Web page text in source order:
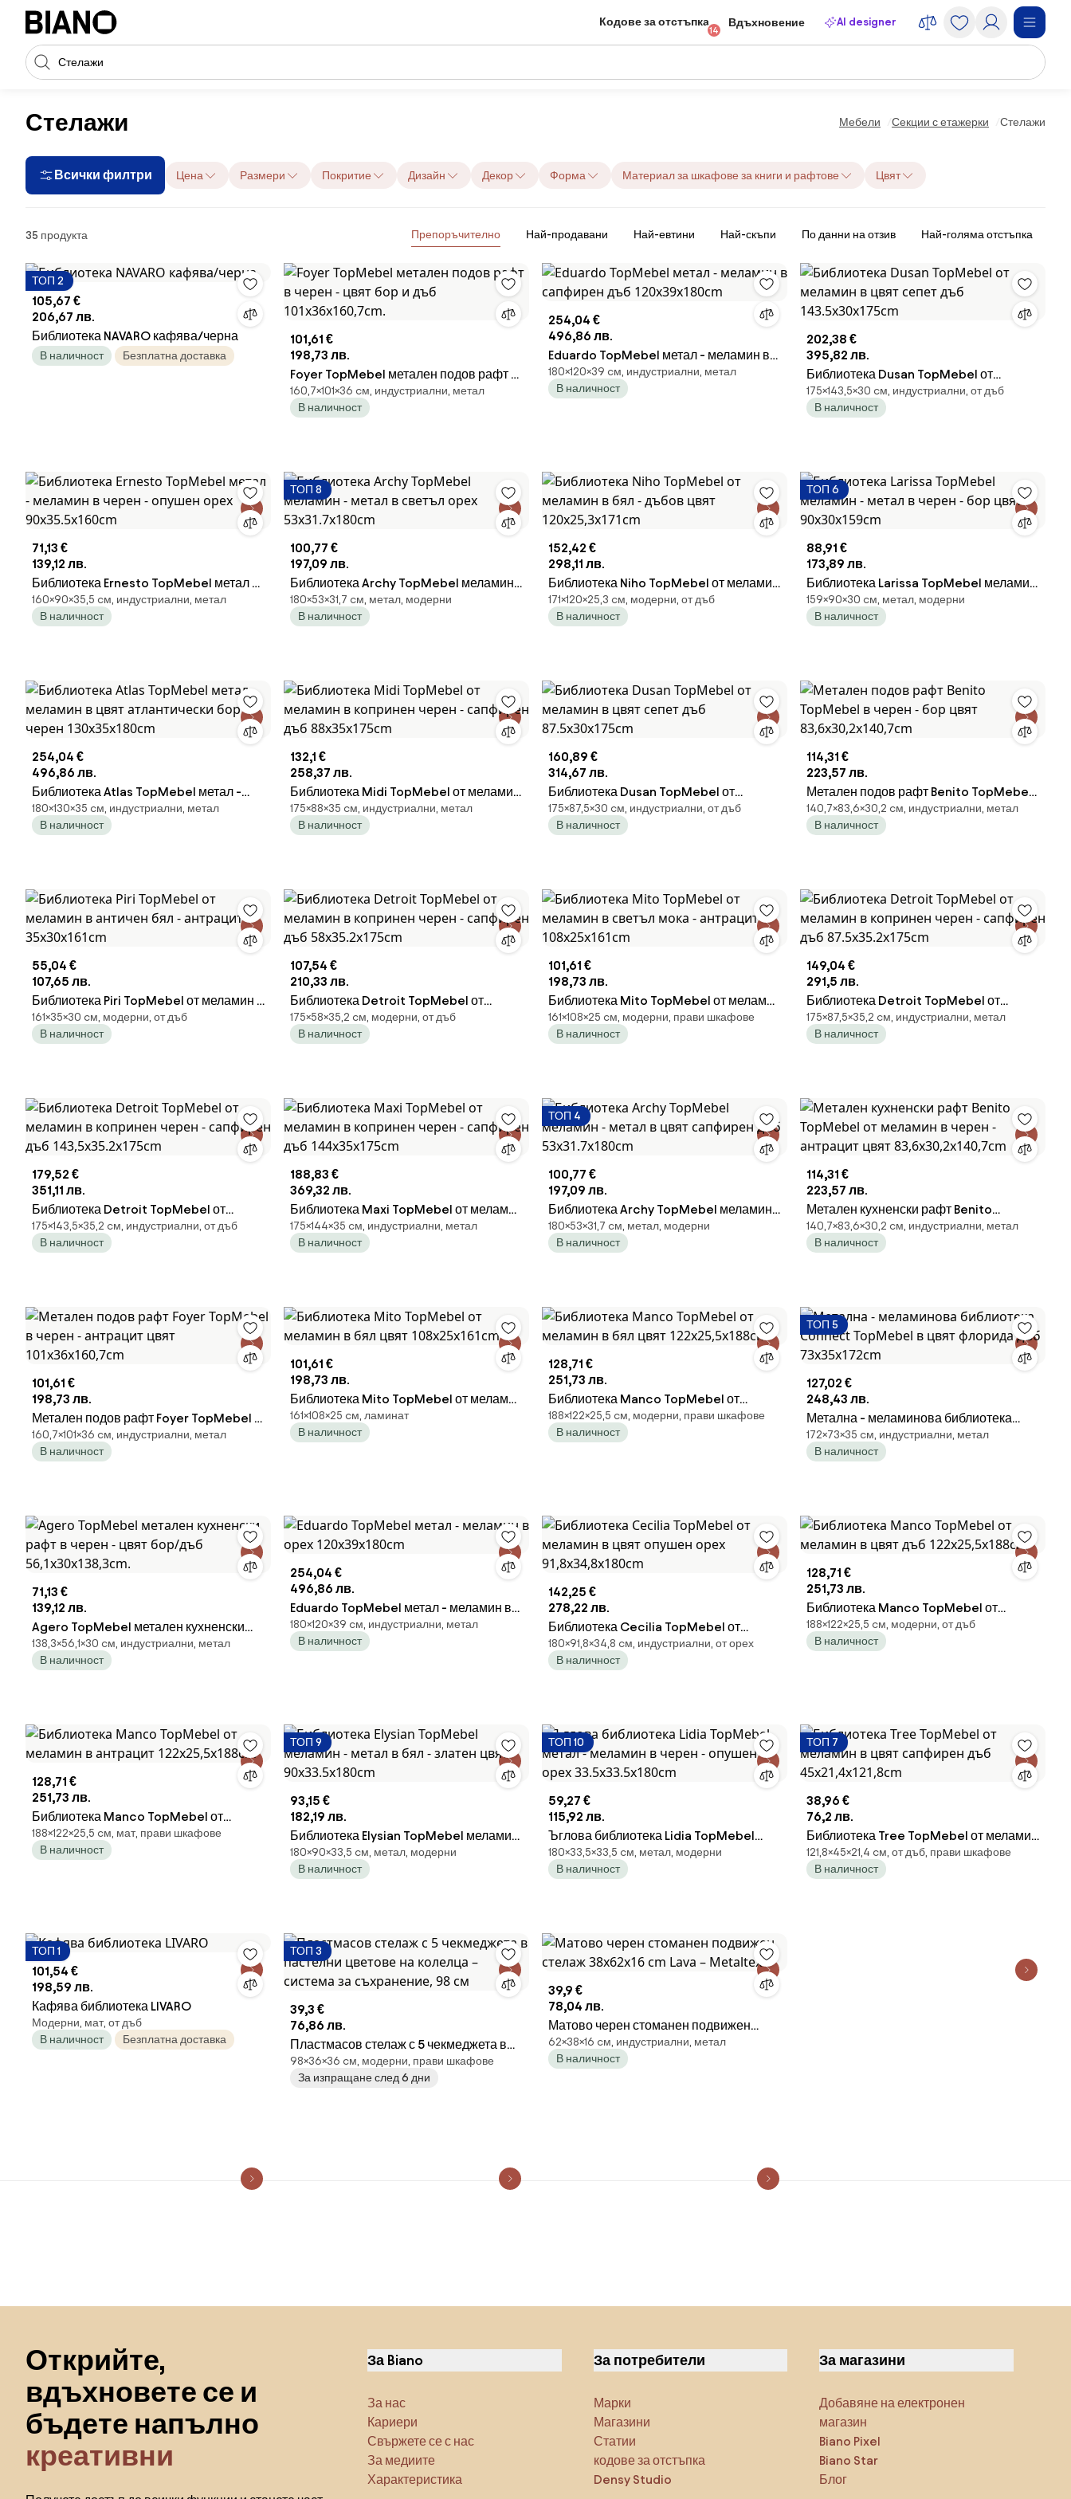
Пропускане към съдържанието
Търсене
Кодове за отстъпка
14
Вдъхновение AI designer
Стелажи Мебели Секции с етажерки Стелажи
Всички филтри Цена Размери Покритие Дизайн Декор Форма Материал за шкафове за книги и рафтове Цвят
Продукти
35 продукта Препоръчително Най-продавани Най-евтини Най-скъпи По данни на отзив Най-голяма отстъпка
ТОП 2
105,67 €
206,67 лв.
Библиотека NAVARO кафява/черна
В наличност Безплатна доставка
101,61 €
198,73 лв.
Foyer TopMebel метален подов рафт в
черен - цвят бор и дъб 101x36x160,7cm.
160,7×101×36 cм, индустриални, метал
В наличност
254,04 €
496,86 лв.
Eduardo TopMebel метал - меламин в
сапфирен дъб 120x39x180cm
180×120×39 cм, индустриални, метал
В наличност
202,38 €
395,82 лв.
Библиотека Dusan TopMebel от
меламин в цвят сепет дъб
143.5x30x175cm
175×143,5×30 cм, индустриални, от дъб
В наличност
71,13 €
139,12 лв.
Библиотека Ernesto TopMebel метал -
меламин в черен - опушен орех
90x35.5x160cm
160×90×35,5 cм, индустриални, метал
В наличност
ТОП 8
100,77 €
197,09 лв.
Библиотека Archy TopMebel меламин -
метал в светъл орех 53x31.7x180cm
180×53×31,7 cм, метал, модерни
В наличност
152,42 €
298,11 лв.
Библиотека Niho TopMebel от меламин
в бял - дъбов цвят 120x25,3x171cm
171×120×25,3 cм, модерни, от дъб
В наличност
ТОП 6
88,91 €
173,89 лв.
Библиотека Larissa TopMebel меламин
- метал в черен - бор цвят
90x30x159cm
159×90×30 cм, метал, модерни
В наличност
254,04 €
496,86 лв.
Библиотека Atlas TopMebel метал -
меламин в цвят атлантически бор -
черен 130x35x180cm
180×130×35 cм, индустриални, метал
В наличност
132,1 €
258,37 лв.
Библиотека Midi TopMebel от меламин
в копринен черен - сапфирен дъб
88x35x175cm
175×88×35 cм, индустриални, метал
В наличност
160,89 €
314,67 лв.
Библиотека Dusan TopMebel от
меламин в цвят сепет дъб
87.5x30x175cm
175×87,5×30 cм, индустриални, от дъб
В наличност
114,31 €
223,57 лв.
Метален подов рафт Benito TopMebel
в черен - бор цвят 83,6x30,2x140,7cm
140,7×83,6×30,2 cм, индустриални, метал
В наличност
55,04 €
107,65 лв.
Библиотека Piri TopMebel от меламин в
античен бял - антрацит 35x30x161cm
161×35×30 cм, модерни, от дъб
В наличност
107,54 €
210,33 лв.
Библиотека Detroit TopMebel от
меламин в копринен черен - сапфирен
дъб 58x35.2x175cm
175×58×35,2 cм, модерни, от дъб
В наличност
101,61 €
198,73 лв.
Библиотека Mito TopMebel от меламин
в светъл мока - антрацит 108x25x161cm
161×108×25 cм, модерни, прави шкафове
В наличност
149,04 €
291,5 лв.
Библиотека Detroit TopMebel от
меламин в копринен черен - сапфирен
дъб 87.5x35.2x175cm
175×87,5×35,2 cм, индустриални, метал
В наличност
179,52 €
351,11 лв.
Библиотека Detroit TopMebel от
меламин в копринен черен - сапфирен
дъб 143,5x35.2x175cm
175×143,5×35,2 cм, индустриални, от дъб
В наличност
188,83 €
369,32 лв.
Библиотека Maxi TopMebel от меламин
в копринен черен - сапфирен дъб
144x35x175cm
175×144×35 cм, индустриални, метал
В наличност
ТОП 4
100,77 €
197,09 лв.
Библиотека Archy TopMebel меламин -
метал в цвят сапфирен дъб
53x31.7x180cm
180×53×31,7 cм, метал, модерни
В наличност
114,31 €
223,57 лв.
Метален кухненски рафт Benito
TopMebel от меламин в черен -
антрацит цвят 83,6x30,2x140,7cm
140,7×83,6×30,2 cм, индустриални, метал
В наличност
101,61 €
198,73 лв.
Метален подов рафт Foyer TopMebel в
черен - антрацит цвят 101x36x160,7cm
160,7×101×36 cм, индустриални, метал
В наличност
101,61 €
198,73 лв.
Библиотека Mito TopMebel от меламин
в бял цвят 108x25x161cm
161×108×25 cм, ламинат
В наличност
128,71 €
251,73 лв.
Библиотека Manco TopMebel от
меламин в бял цвят 122x25,5x188cm
188×122×25,5 cм, модерни, прави шкафове
В наличност
ТОП 5
127,02 €
248,43 лв.
Метална - меламинова библиотека
Connect TopMebel в цвят флорида
дъб 73x35x172cm
172×73×35 cм, индустриални, метал
В наличност
71,13 €
139,12 лв.
Agero TopMebel метален кухненски
рафт в черен - цвят бор/дъб
56,1x30x138,3cm.
138,3×56,1×30 cм, индустриални, метал
В наличност
254,04 €
496,86 лв.
Eduardo TopMebel метал - меламин в
орех 120x39x180cm
180×120×39 cм, индустриални, метал
В наличност
142,25 €
278,22 лв.
Библиотека Cecilia TopMebel от
меламин в цвят опушен орех
91,8x34,8x180cm
180×91,8×34,8 cм, индустриални, от орех
В наличност
128,71 €
251,73 лв.
Библиотека Manco TopMebel от
меламин в цвят дъб 122x25,5x188cm
188×122×25,5 cм, модерни, от дъб
В наличност
128,71 €
251,73 лв.
Библиотека Manco TopMebel от
меламин в антрацит 122x25,5x188cm
188×122×25,5 cм, мат, прави шкафове
В наличност
ТОП 9
93,15 €
182,19 лв.
Библиотека Elysian TopMebel меламин
- метал в бял - златен цвят
90x33.5x180cm
180×90×33,5 cм, метал, модерни
В наличност
ТОП 10
59,27 €
115,92 лв.
Ъглова библиотека Lidia TopMebel
метал - меламин в черен - опушен орех
33.5x33.5x180cm
180×33,5×33,5 cм, метал, модерни
В наличност
ТОП 7
38,96 €
76,2 лв.
Библиотека Tree TopMebel от меламин
в цвят сапфирен дъб 45x21,4x121,8cm
121,8×45×21,4 cм, от дъб, прави шкафове
В наличност
ТОП 1
101,54 €
198,59 лв.
Кафява библиотека LIVARO
Модерни, мат, от дъб
В наличност
Безплатна доставка
ТОП 3
39,3 €
76,86 лв.
Пластмасов стелаж с 5 чекмеджета в
пастелни цветове на колелца – система
за съхранение, 98 см
98×36×36 cм, модерни, прави шкафове
За изпращане след 6 дни
39,9 €
78,04 лв.
Матово черен стоманен подвижен
стелаж 38x62x16 cm Lava – Metaltex
62×38×16 cм, индустриални, метал
В наличност
Открийте,
вдъхновете се и
бъдете напълно
креативни
За Biano
За нас
Кариери
Свържете се с нас
За медиите
Характеристика
За потребители
Марки
Магазини
Статии
кодове за отстъпка
Densy Studio
За магазини
Добавяне на електронен
магазин
Biano Pixel
Biano Star
Блог